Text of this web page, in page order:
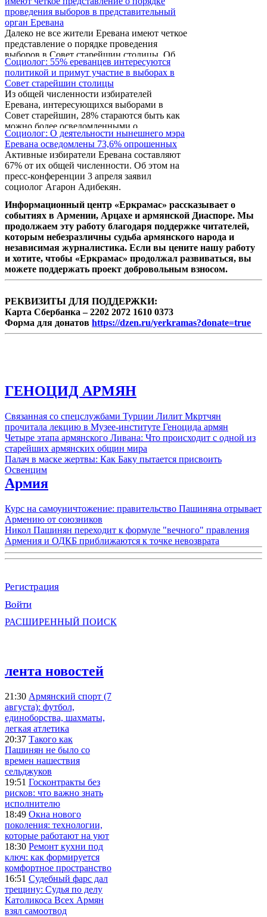
развитие регионов. Иначе как можно
объяснить тот факт, что нефтяной сектор
продолжает “кормить” всю страну и при
этом погашает еще и дефицит ненефтяного
сектора в объеме 8,5 млрд. долларов», -
сказано в статье «Бутафория или
дотационный нефтяной сектор» Фуада
Ализаде, опубликованной на сайте
азербайджанской ...
проведения выборов в представительный
орган Еревана
Далеко не все жители Еревана имеют четкое
представление о порядке проведения
выборов в Совет старейшин столицы. Об
этом на пресс-конференции 3 апреля заявил
социолог Агарон Адибекян.
Социолог: 55% ереванцев интересуются
политикой и примут участие в выборах в
Совет старейшин столицы
Из общей численности избирателей
Еревана, интересующихся выборами в
Совет старейшин, 28% стараются быть как
можно более осведомленными о
политических событиях. Об этом на пресс-
конференции 3 апреля заявил социолог
Агарон Адибекян.
Социолог: О деятельности нынешнего мэра
Еревана осведомлены 73,6% опрошенных
Активные избиратели Еревана составляют
67% от их общей численности. Об этом на
пресс-конференции 3 апреля заявил
социолог Агарон Адибекян.
Информационный центр «Еркрамас» рассказывает о
событиях в Армении, Арцахе и армянской Диаспоре. Мы
продолжаем эту работу благодаря поддержке читателей,
которым небезразличны судьба армянского народа и
независимая журналистика. Если вы цените нашу работу
и хотите, чтобы «Еркрамас» продолжал развиваться, вы
можете поддержать проект добровольным взносом.
РЕКВИЗИТЫ ДЛЯ ПОДДЕРЖКИ:
Карта Сбербанка – 2202 2072 1610 0373
Форма для донатов https://dzen.ru/yerkramas?donate=true
ГЕНОЦИД АРМЯН
Связанная со спецслужбами Турции Лилит Мкртчян
прочитала лекцию в Музее-институте Геноцида армян
Четыре этапа армянского Ливана: Что происходит с одной из
старейших армянских общин мира
Палач в маске жертвы: Как Баку пытается присвоить
Освенцим
Армия
Курс на самоуничтожение: правительство Пашиняна отрывает
Армению от союзников
Никол Пашинян переходит к формуле "вечного" правления
Армения и ОДКБ приближаются к точке невозврата
Регистрация
Войти
РАСШИРЕННЫЙ ПОИСК
лента новостей
21:30 Армянский спорт (7
августа): футбол,
единоборства, шахматы,
легкая атлетика
20:37 Такого как
Пашинян не было со
времен нашествия
сельджуков
19:51 Госконтракты без
рисков: что важно знать
исполнителю
18:49 Окна нового
поколения: технологии,
которые работают на уют
18:30 Ремонт кухни под
ключ: как формируется
комфортное пространство
16:51 Судебный фарс дал
трещину: Судья по делу
Католикоса Всех Армян
взял самоотвод